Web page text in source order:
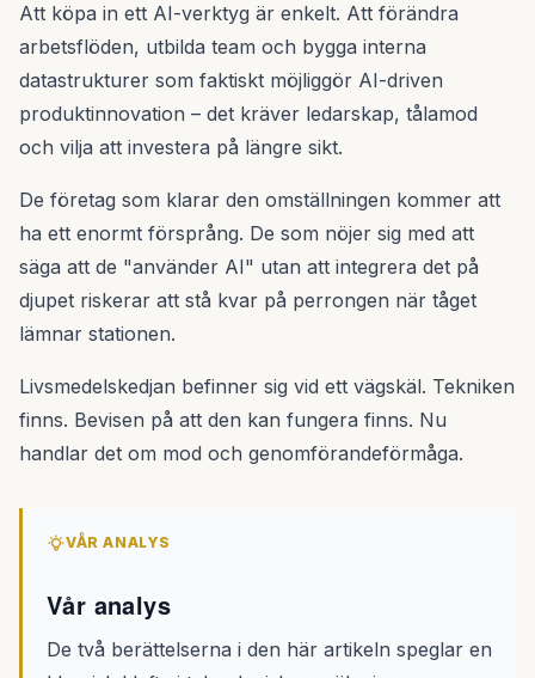
Att köpa in ett AI-verktyg är enkelt. Att förändra
arbetsflöden, utbilda team och bygga interna
datastrukturer som faktiskt möjliggör AI-driven
produktinnovation – det kräver ledarskap, tålamod
och vilja att investera på längre sikt.
De företag som klarar den omställningen kommer att
ha ett enormt försprång. De som nöjer sig med att
säga att de "använder AI" utan att integrera det på
djupet riskerar att stå kvar på perrongen när tåget
lämnar stationen.
Livsmedelskedjan befinner sig vid ett vägskäl. Tekniken
finns. Bevisen på att den kan fungera finns. Nu
handlar det om mod och genomförandeförmåga.
VÅR ANALYS
Vår analys
De två berättelserna i den här artikeln speglar en